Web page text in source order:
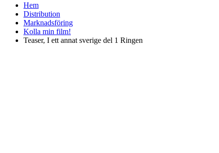
Hem
Distribution
Marknadsföring
Kolla min film!
Teaser, I ett annat sverige del 1 Ringen